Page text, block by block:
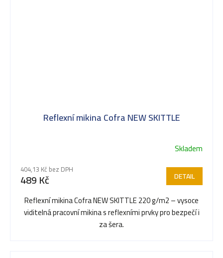
Reflexní mikina Cofra NEW SKITTLE
Skladem
404,13 Kč bez DPH
489 Kč DETAIL
Reflexní mikina Cofra NEW SKITTLE 220 g/m2 – vysoce
viditelná pracovní mikina s reflexními prvky pro bezpečí i
za šera.